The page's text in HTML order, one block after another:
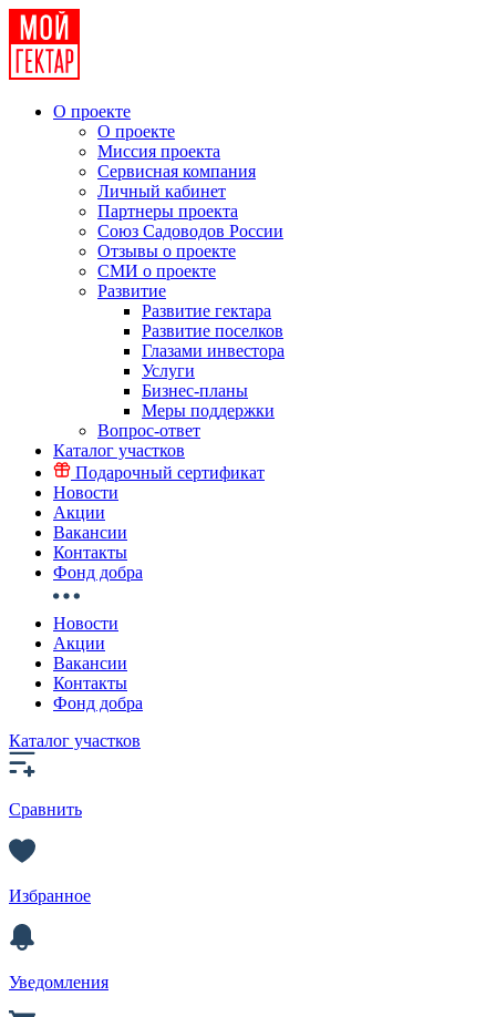
О проекте
О проекте
Миссия проекта
Сервисная компания
Личный кабинет
Партнеры проекта
Союз Садоводов России
Отзывы о проекте
СМИ о проекте
Развитие
Развитие гектара
Развитие поселков
Глазами инвестора
Услуги
Бизнес-планы
Меры поддержки
Вопрос-ответ
Каталог участков
Подарочный сертификат
Новости
Акции
Вакансии
Контакты
Фонд добра
Новости
Акции
Вакансии
Контакты
Фонд добра
Каталог участков
Сравнить
Избранное
Уведомления